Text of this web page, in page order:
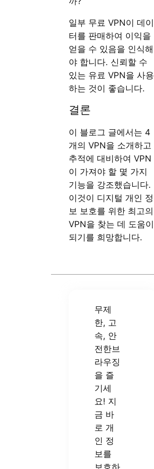
일부 무료 VPN이 데이
터를 판매하여 이익을
얻을 수 있음을 인식해
야 합니다. 신뢰할 수
있는 유료 VPN을 사용
하는 것이 좋습니다.
결론
이 블로그 글에서는 4
개의 VPN을 소개하고
추적에 대비하여 VPN
이 가져야 할 몇 가지
기능을 강조했습니다.
이것이 디지털 개인 정
보 보호를 위한 최고의
VPN을 찾는 데 도움이
되기를 희망합니다.
무제
한, 고
속, 안
전한브
라우징
을 즐
기세
요! 지
금 바
로 개
인 정
보를